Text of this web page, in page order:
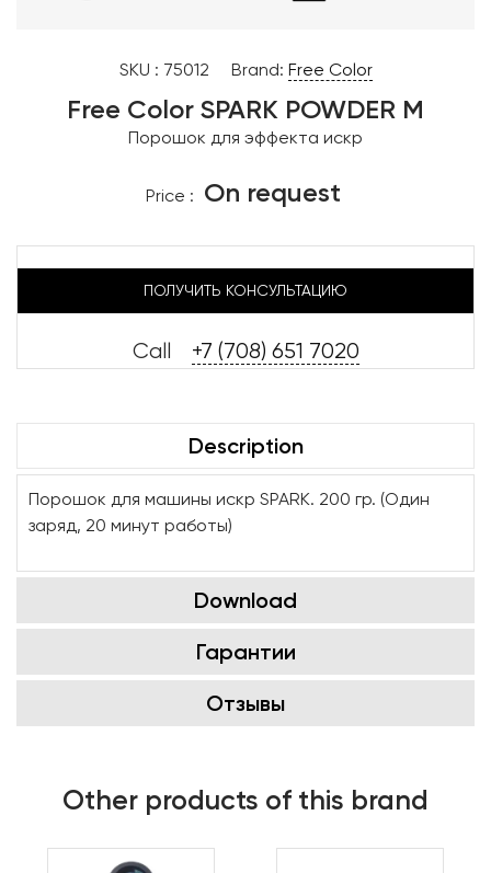
SKU : 75012 Brand: Free Color
Free Color SPARK POWDER M
Порошок для эффекта искр
Price : On request
ПОЛУЧИТЬ КОНСУЛЬТАЦИЮ
Call +7 (708) 651 7020
Description
Порошок для машины искр SPARK. 200 гр. (Один
заряд, 20 минут работы)
Download
Гарантии
Отзывы
Other products of this brand